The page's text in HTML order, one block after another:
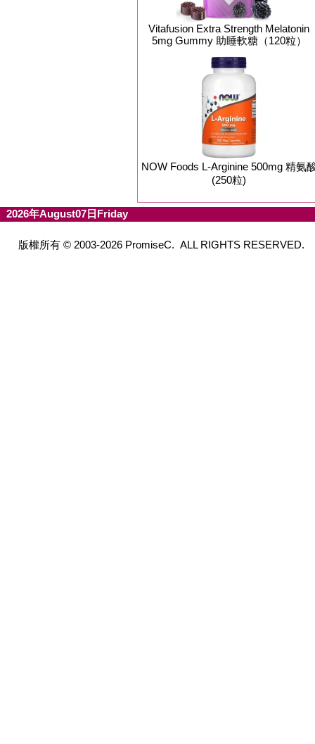
Vitafusion Extra Strength Melatonin
5mg Gummy 助睡軟糖（120粒）
NOW Foods L-Arginine 500mg 精氨
(250粒)
2026年August07日Friday
版權所有 © 2003-2026 PromiseC. ALL RIGHTS RESERVED.